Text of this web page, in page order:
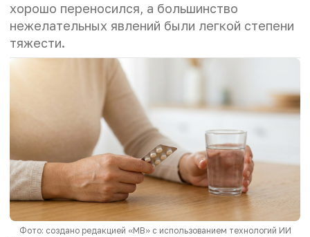
хорошо переносился, а большинство
нежелательных явлений были легкой степени
тяжести.
Фото: создано редакцией «МВ» с использованием технологий ИИ